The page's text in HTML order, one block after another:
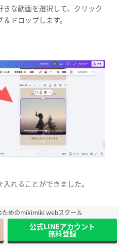
きな動画を選択して、クリック
ドロップします。
れることができました。
ためのmikimiki webスクール
公式LINEアカウント
無料登録